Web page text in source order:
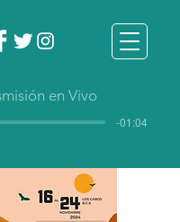
en Vivo
-01:04